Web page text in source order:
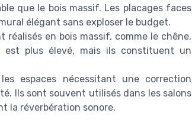
que le bois massif. Les placages faces
élégant sans exploser le budget.
réalisés en bois massif, comme le chêne,
plus élevé, mais ils constituent un
espaces nécessitant une correction
Ils sont souvent utilisés dans les salons
la réverbération sonore.